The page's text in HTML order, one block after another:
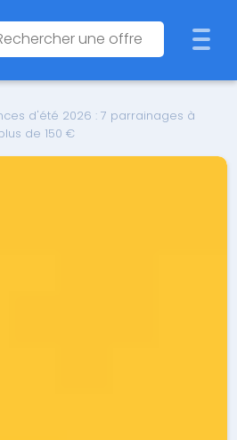
d'été 2026 : 7 parrainages à
de 150 €